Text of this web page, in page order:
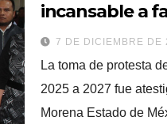
incansable a
7 DE DICIEMBRE DE
La toma de protesta
2025 a 2027 fue
Morena Estado de